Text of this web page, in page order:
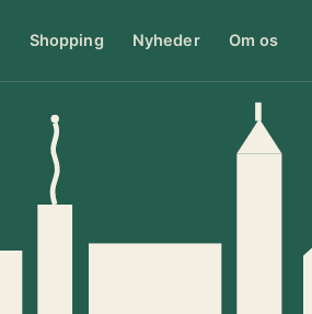
Shopping Nyheder Om os